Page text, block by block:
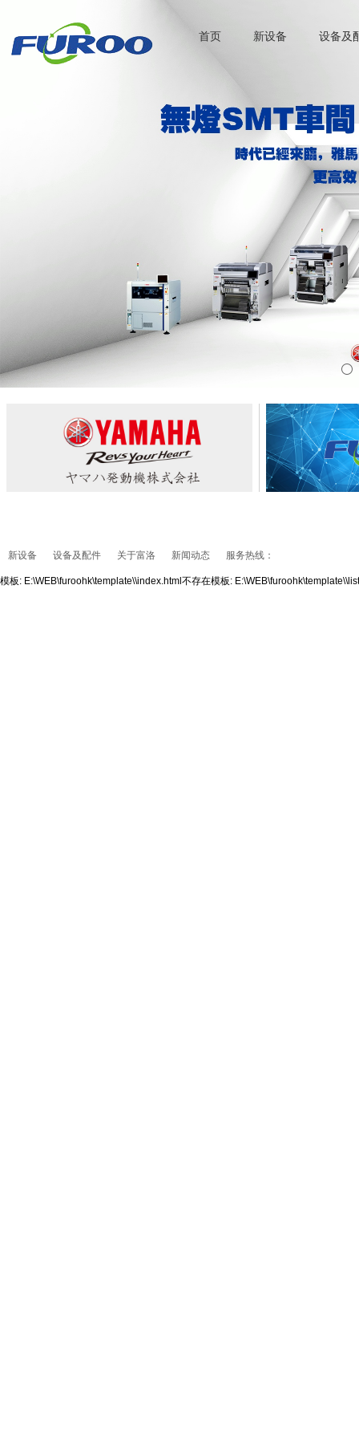
首页 新设备 设备及
新设备 设备及配件 关于富洛 新闻动态 服务热线：
模板: E:\WEB\furoohk\template\\index.html不存在模板: